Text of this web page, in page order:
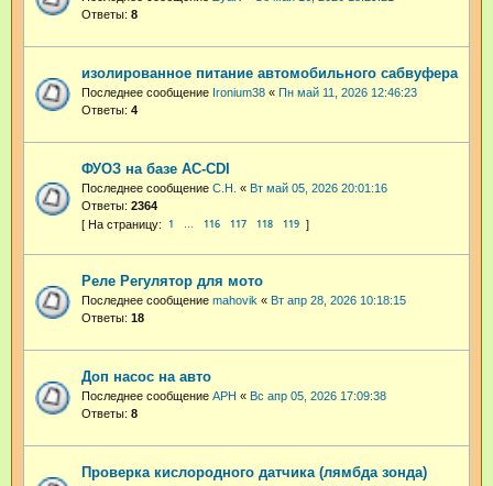
Ответы: 8
изолированное питание автомобильного сабвуфера
Последнее сообщение Ironium38 « Пн май 11, 2026 12:46:23
Ответы: 4
ФУОЗ на базе AC-CDI
Последнее сообщение С.Н. « Вт май 05, 2026 20:01:16
Ответы: 2364
1 … 116 117 118 119
Реле Регулятор для мото
Последнее сообщение mahovik « Вт апр 28, 2026 10:18:15
Ответы: 18
Доп насос на авто
Последнее сообщение АРН « Вс апр 05, 2026 17:09:38
Ответы: 8
Проверка кислородного датчика (лямбда зонда)